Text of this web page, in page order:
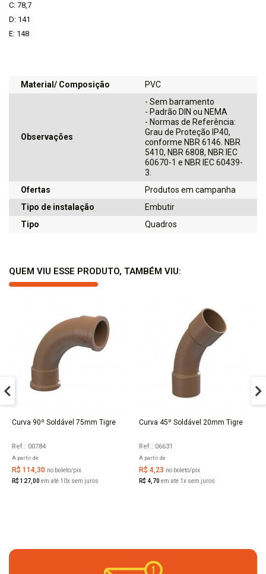
C: 78,7
D: 141
E: 148
Material/ Composição PVC
Observações
- Sem barramento
- Padrão DIN ou NEMA
- Normas de Referência:
Grau de Proteção IP40,
conforme NBR 6146. NBR
5410, NBR 6808, NBR IEC
60670-1 e NBR IEC 60439-
3.
Ofertas
Produtos em campanha
Tipo de instalação
Embutir
Tipo
Quadros
QUEM VIU ESSE PRODUTO, TAMBÉM VIU:
COMPRAR
Curva 90º Soldável 75mm Tigre
Ref.: 00784
A partir de
R$ 114,30 no boleto/pix
R$ 127,00 em até 10x sem juros
COMPRAR
Curva 45º Soldável 20mm Tigre
Ref.: 06631
A partir de
R$ 4,23 no boleto/pix
R$ 4,70 em até 1x sem juros